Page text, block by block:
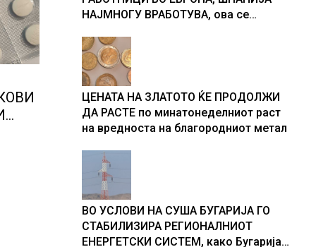
НАЈМНОГУ ВРАБОТУВА, oва се
година
ЦЕНАТА НА ЗЛАТОТО ЌЕ ПРОДОЛЖИ
ДА РАСТЕ по минатонеделниот раст
на вредноста на благородниот метал
ВО УСЛОВИ НА СУША БУГАРИЈА ГО
СТАБИЛИЗИРА РЕГИОНАЛНИОТ
ЕНЕРГЕТСКИ СИСТЕМ, како Бугарија